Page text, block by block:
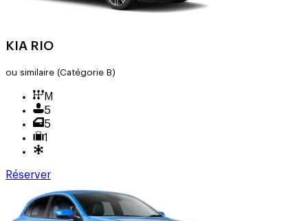
KIA RIO
ou similaire (Catégorie B)
M
5
5
1
Réserver